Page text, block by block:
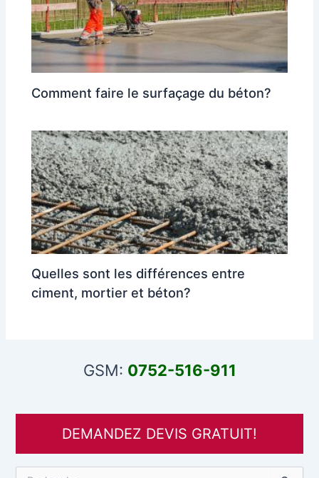
Comment faire le surfaçage du béton?
Quelles sont les différences entre
ciment, mortier et béton?
GSM: 0752-516-911
DEMANDEZ DEVIS GRATUIT!